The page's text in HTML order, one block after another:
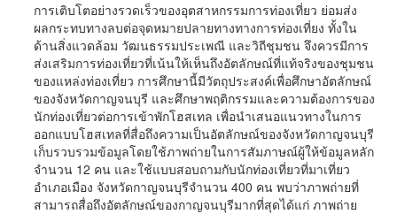
การเติบโตอย่างรวดเร็วของอุตสาหกรรมการท่องเที่ยว ย่อมส่ง
ผลกระทบทางลบต่อจุดหมายปลายทางทางการท่องเที่ยง ทั้งใน
ด้านสิ่งแวดล้อม วัฒนธรรมประเพณี และวิถีชุมชน จึงควรมีการ
ส่งเสริมการท่องเที่ยวที่เน้นให้เห็นถึงอัตลักษณ์ที่แท้จริงของชุมชน
ของแหล่งท่องเที่ยว การศึกษานี้มีวัตถุประสงค์เพื่อศึกษาอัตลักษณ์
ของจังหวัดกาญจนบุรี และศึกษาพฤติกรรมและความต้องการของ
นักท่องเที่ยวต่อการเข้าพักโฮสเทล เพื่อนำเสนอแนวทางในการ
ออกแบบโฮสเทลที่สื่อถึงความเป็นอัตลักษณ์ของจังหวัดกาญจนบุรี
เก็บรวบรวมข้อมูลโดยใช้ภาพถ่ายในการสัมภาษณ์ผู้ให้ข้อมูลหลัก
จำนวน 12 คน และใช้แบบสอบถามกับนักท่องเที่ยวที่มาเที่ยว
อำเภอเมือง จังหวัดกาญจนบุรีจำนวน 400 คน พบว่าภาพถ่ายที่
สามารถสื่อถึงอัตลักษณ์ของกาญจนบุรีมากที่สุดได้แก่ ภาพถ่าย